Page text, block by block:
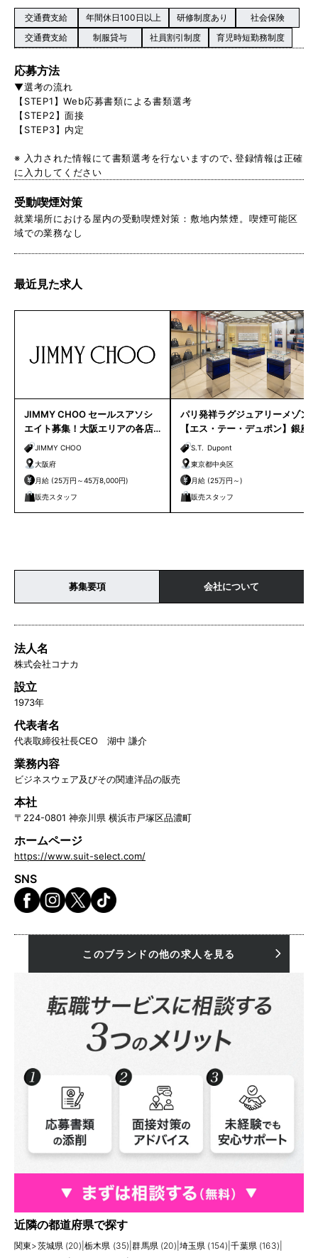
交通費支給 年間休日100日以上 研修制度あり
社会保険
交通費支給
制服貸与 社員割引制度 育児時短勤務制度
応募方法
▼選考の流れ
【STEP1】Web応募書類による書類選考
【STEP2】面接
【STEP3】内定
※ 入力された情報にて書類選考を行ないますので､登録情報は正確
に入力してください
受動喫煙対策
就業場所における屋内の受動喫煙対策：敷地内禁煙。喫煙可能区
域での業務なし
最近見た求人
JIMMY CHOO セールスアソシ
エイト募集！大阪エリアの各店
舗JIMMY CHOO
大阪府
月給 (25万円～45万8,000円)
販売スタッフ
パリ発祥ラグジュアリーメゾン
【エス・テー・デュポン】銀座
路面店 販売スタッフ募集｜
S.T. Dupont
東京都中央区
月給 (25万円～)
販売スタッフ
募集要項 会社について
法人名
株式会社コナカ
設立
1973年
代表者名
代表取締役社長CEO 湖中 謙介
業務内容
ビジネスウェア及びその関連洋品の販売
本社
〒224-0801 神奈川県 横浜市戸塚区品濃町
ホームページ
https://www.suit-select.com/
SNS
このブランドの他の求人を見る
近隣の都道府県で探す
関東>茨城県 (20) 栃木県 (35) |群馬県 (20) 埼玉県 (154) |千葉県 (163)